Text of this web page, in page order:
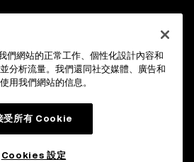
們網站的正常工作、個性化設計內容和
分析流量。我們還同社交媒體、廣告和
用我們網站的信息。
受所有 Cookie
Cookies 設定